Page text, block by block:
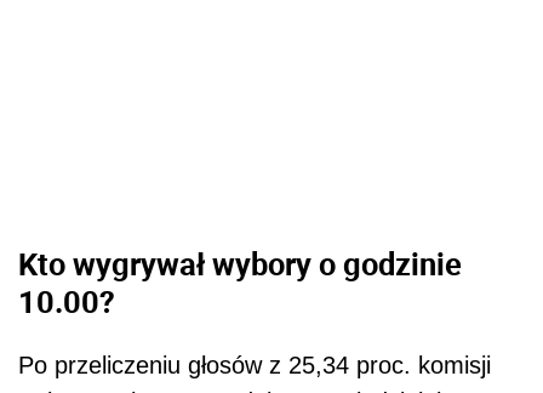
Kto wygrywał wybory o godzinie
10.00?
Po przeliczeniu głosów z 25,34 proc. komisji